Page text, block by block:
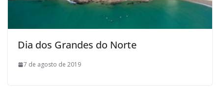
Dia dos Grandes do Norte
7 de agosto de 2019